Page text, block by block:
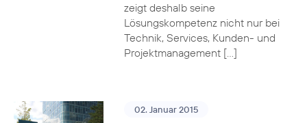
zeigt deshalb seine
Lösungskompetenz nicht nur bei
Technik, Services, Kunden- und
Projektmanagement […]
02. Januar 2015